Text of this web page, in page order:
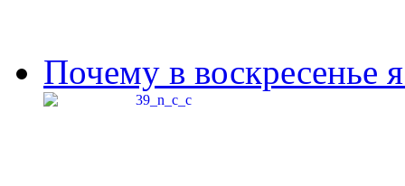
Почему в воскресенье